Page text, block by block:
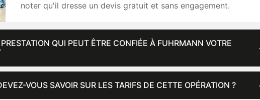
noter qu'il dresse un devis gratuit et sans engagement.
QUI PEUT ÊTRE CONFIÉE À FUHRMANN VOTRE
VOUS SAVOIR SUR LES TARIFS DE CETTE OPÉRATION ?